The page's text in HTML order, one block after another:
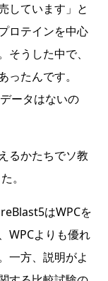
しています」と
ロテインを中心
うした中で、
たんです。
ータはないの
るかたちでソ教
。
はWPCを
WPCよりも優れ
一方、説明がよ